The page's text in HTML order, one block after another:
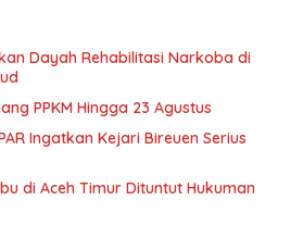
Dayah Rehabilitasi Narkoba di
PPKM Hingga 23 Agustus
Ingatkan Kejari Bireuen Serius
di Aceh Timur Dituntut Hukuman